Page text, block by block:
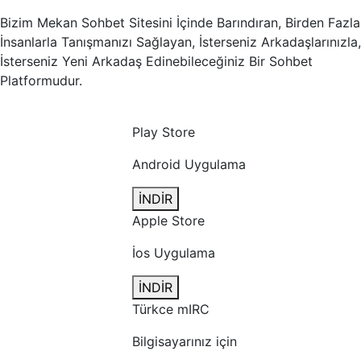
Bizim Mekan Sohbet Sitesini İçinde Barındıran, Birden Fazla
İnsanlarla Tanışmanızı Sağlayan, İsterseniz Arkadaşlarınızla,
İsterseniz Yeni Arkadaş Edinebileceğiniz Bir Sohbet
Platformudur.
Play Store
Android Uygulama
İNDİR
Apple Store
İos Uygulama
İNDİR
Türkce mIRC
Bilgisayarınız için